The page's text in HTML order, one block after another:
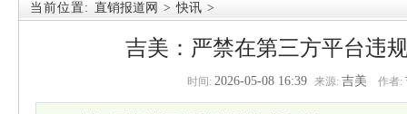
当前位置: 直销报道网 > 快讯 >
吉美：严禁在第三方平台违
时间: 2026-05-08 16:39 来源: 吉美 作者: